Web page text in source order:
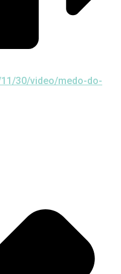
30/video/medo-do-